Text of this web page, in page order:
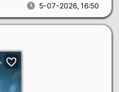
5-07-2026, 16:50